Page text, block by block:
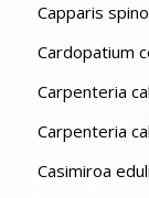
Capparis
Cardopatium
Carpenteria
Carpenteria
Casimiroa